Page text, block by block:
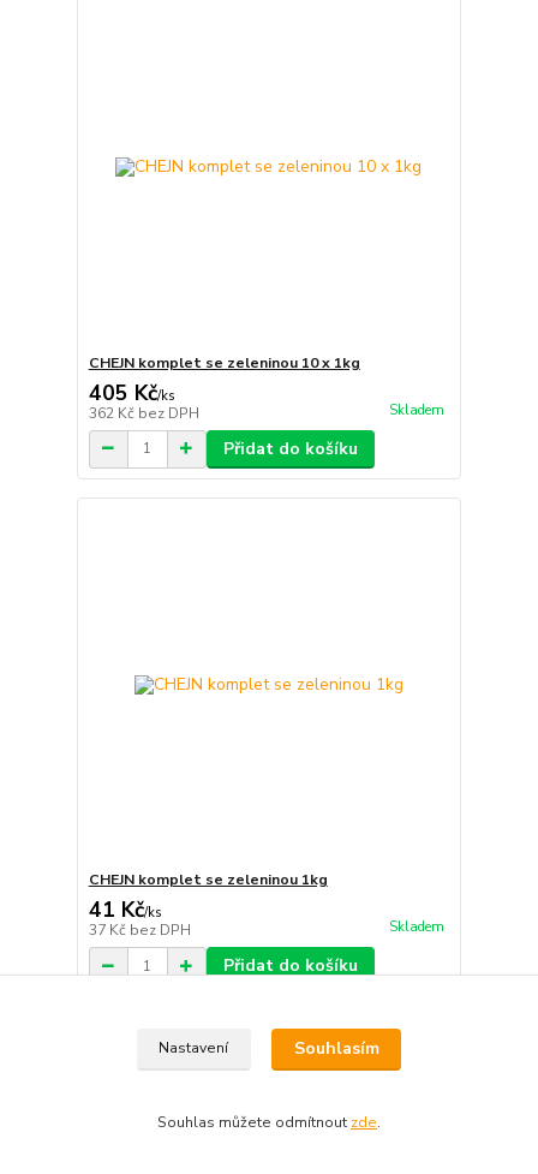
CHEJN komplet se zeleninou 10 x 1kg
405 Kč/ks
362 Kč bez DPH Skladem
Přidat do košíku
CHEJN komplet se zeleninou 1kg
41 Kč/ks
37 Kč bez DPH Skladem
Přidat do košíku
Nastavení Souhlasím
Souhlas můžete odmítnout zde.